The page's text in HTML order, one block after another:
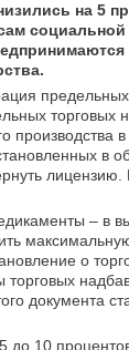
на 5
торговых
производства
в
лицензию.
– в
максимальную
о
документа
до 10